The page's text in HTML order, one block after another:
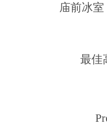
庙前冰室
最佳